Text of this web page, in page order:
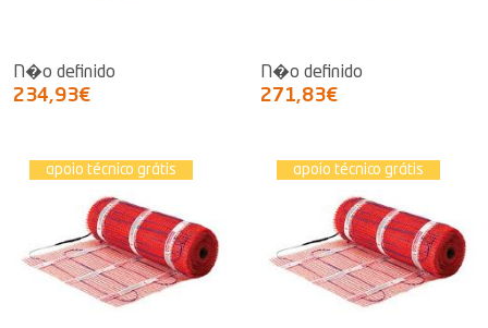
N�o definido
234,93€
N�o definido
271,83€
apoio técnico grátis apoio técnico grátis